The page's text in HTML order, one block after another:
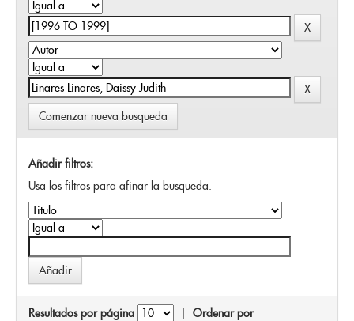
Comenzar nueva busqueda
Añadir filtros:
Usa los filtros para afinar la busqueda.
Resultados por página | Ordenar por